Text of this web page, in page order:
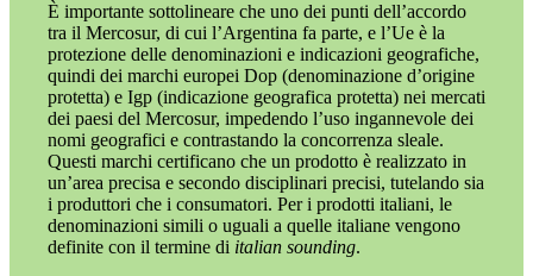
È importante sottolineare che uno dei punti dell’accordo
tra il Mercosur, di cui l’Argentina fa parte, e l’Ue è la
protezione delle denominazioni e indicazioni geografiche,
quindi dei marchi europei Dop (denominazione d’origine
protetta) e Igp (indicazione geografica protetta) nei mercati
dei paesi del Mercosur, impedendo l’uso ingannevole dei
nomi geografici e contrastando la concorrenza sleale.
Questi marchi certificano che un prodotto è realizzato in
un’area precisa e secondo disciplinari precisi, tutelando sia
i produttori che i consumatori. Per i prodotti italiani, le
denominazioni simili o uguali a quelle italiane vengono
definite con il termine di italian sounding.